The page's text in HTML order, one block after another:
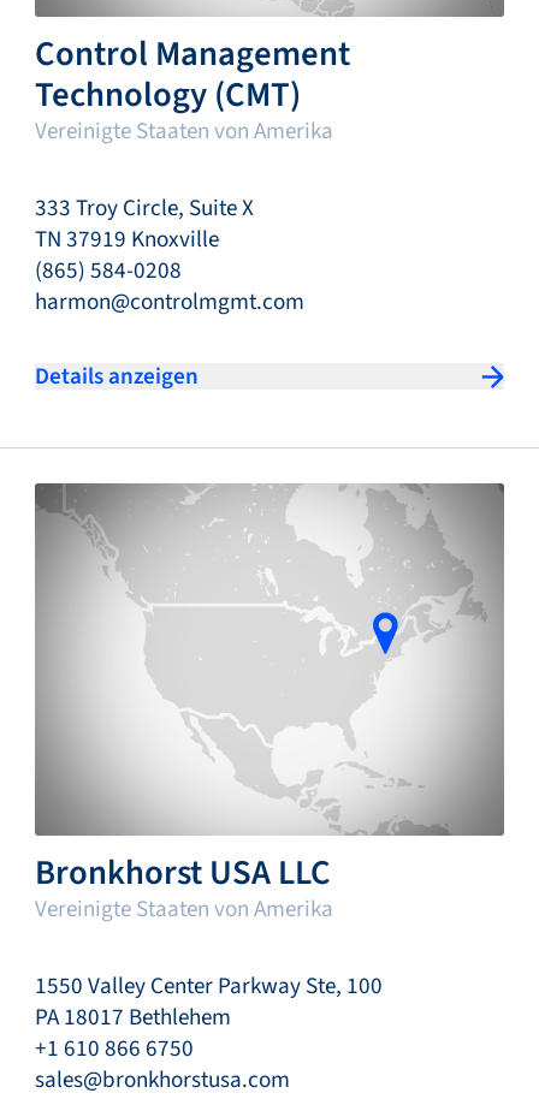
Control Management
Technology (CMT)
Vereinigte Staaten von Amerika
333 Troy Circle, Suite X
TN 37919 Knoxville
(865) 584-0208
harmon@controlmgmt.com
Details anzeigen
Bronkhorst USA LLC
Vereinigte Staaten von Amerika
1550 Valley Center Parkway Ste, 100
PA 18017 Bethlehem
+1 610 866 6750
sales@bronkhorstusa.com